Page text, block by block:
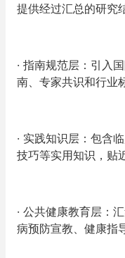
提供经过汇总的研究
· 指南规范层 ：引入
南、专家共识和行业
· 实践知识层 ：包含
技巧等实用知识，贴
· 公共健康教育层 ：
病预防宣教、健康指